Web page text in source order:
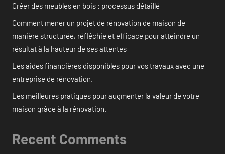
Créer des meubles en bois : processus détaillé
Comment mener un projet de rénovation de maison de
manière structurée, réfléchie et efficace pour atteindre un
résultat à la hauteur de ses attentes
Les aides financières disponibles pour vos travaux avec une
entreprise de rénovation.
Les meilleures pratiques pour augmenter la valeur de votre
maison grâce à la rénovation.
Recent Comments